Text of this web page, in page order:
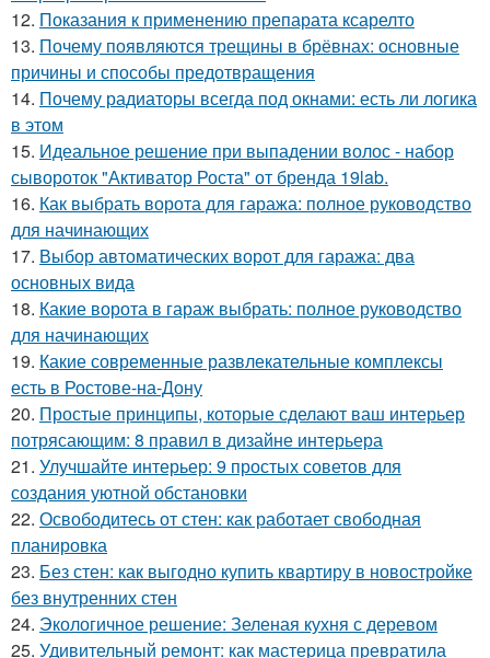
12. Показания к применению препарата ксарелто
13. Почему появляются трещины в брёвнах: основные
причины и способы предотвращения
14. Почему радиаторы всегда под окнами: есть ли логика
в этом
15. Идеальное решение при выпадении волос - набор
сывороток "Активатор Роста" от бренда 19lab.
16. Как выбрать ворота для гаража: полное руководство
для начинающих
17. Выбор автоматических ворот для гаража: два
основных вида
18. Какие ворота в гараж выбрать: полное руководство
для начинающих
19. Какие современные развлекательные комплексы
есть в Ростове-на-Дону
20. Простые принципы, которые сделают ваш интерьер
потрясающим: 8 правил в дизайне интерьера
21. Улучшайте интерьер: 9 простых советов для
создания уютной обстановки
22. Освободитесь от стен: как работает свободная
планировка
23. Без стен: как выгодно купить квартиру в новостройке
без внутренних стен
24. Экологичное решение: Зеленая кухня с деревом
25. Удивительный ремонт: как мастерица превратила